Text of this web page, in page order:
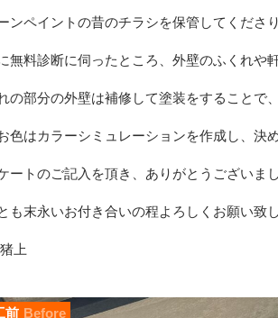
ンペイントの昔のチラシを保管してくださ
無料診断に伺ったところ、外壁のふくれや
の部分の外壁は補修して塗装をすることで
色はカラーシミュレーションを作成し、決
ートのご記入を頂き、ありがとうございまし
も末永いお付き合いの程よろしくお願い致し
上
前 Before